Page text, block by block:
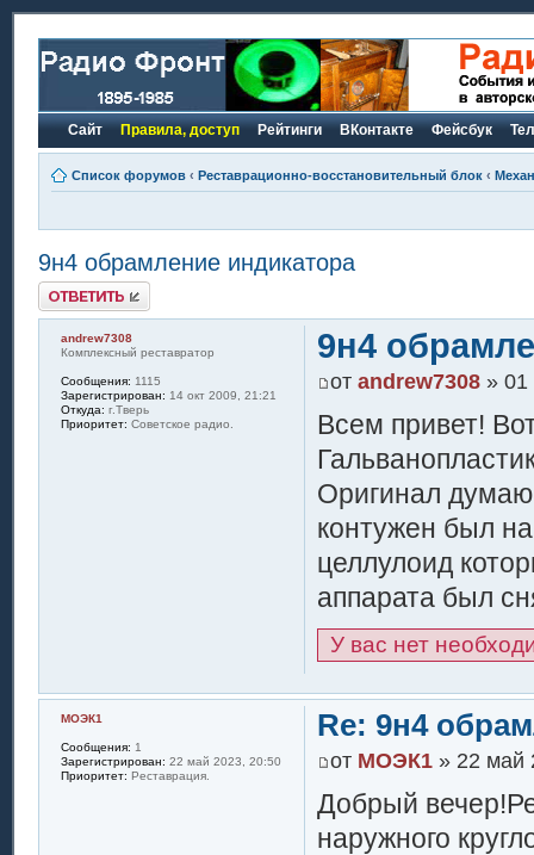
Сайт Правила, доступ Рейтинги ВКонтакте Фейсбук
Список форумов ‹ Реставрационно-восстановительный блок ‹
9н4 обрамление индикатора
Ответить
9н4
от andrew7308» 01
Всем привет!
Оригинал
контужен был
целлулоид
аппарата был
У вас нет
andrew7308
Комплексный реставратор
Сообщения: 1115
Зарегистрирован: 14 окт 2009, 21:21
Откуда: г.Тверь
Приоритет: Советское радио.
Re: 9н4
от МОЭК1» 22 май
Добрый
наружного
МОЭК1
Сообщения: 1
Зарегистрирован: 22 май 2023, 20:50
Приоритет: Реставрация.